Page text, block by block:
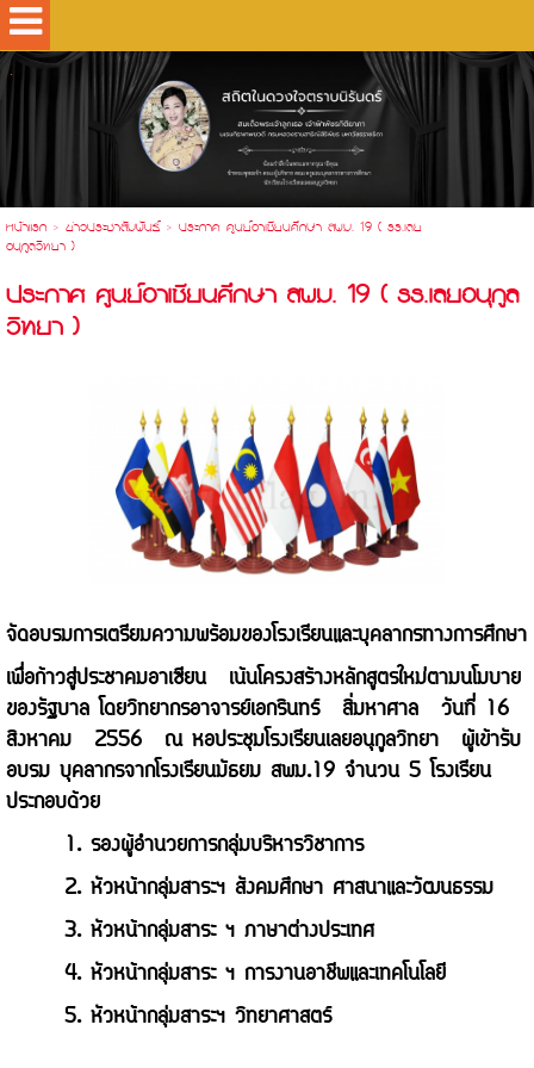
.
หน้าแรก> ข่าวประชาสัมพันธ์> ประกาศ ศูนย์อาเซียนศึกษา สพม. 19 ( รร.เลย
อนุกูลวิทยา )
ประกาศ ศูนย์อาเซียนศึกษา สพม. 19 ( รร.เลยอนุกูล
วิทยา )
จัดอบรมการเตรียมความพร้อมของโรงเรียนและบุคลากรทางการศึกษา
เพื่อก้าวสู่ประชาคมอาเซียน เน้นโครงสร้างหลักสูตรใหม่ตามนโมบาย
ของรัฐบาล โดยวิทยากรอาจารย์เอกรินทร์ สิ่มหาศาล วันที่ 16
สิงหาคม 2556 ณ หอประชุมโรงเรียนเลยอนุกูลวิทยา ผู้เข้ารับ
อบรม บุคลากรจากโรงเรียนมัธยม สพม.19 จำนวน 5 โรงเรียน
ประกอบด้วย
1. รองผู้อำนวยการกลุ่มบริหารวิชาการ
2. หัวหน้ากลุ่มสาระฯ สังคมศึกษา ศาสนาและวัฒนธรรม
3. หัวหน้ากลุ่มสาระ ฯ ภาษาต่างประเทศ
4. หัวหน้ากลุ่มสาระ ฯ การงานอาชีพและเทคโนโลยี
5. หัวหน้ากลุ่มสาระฯ วิทยาศาสตร์